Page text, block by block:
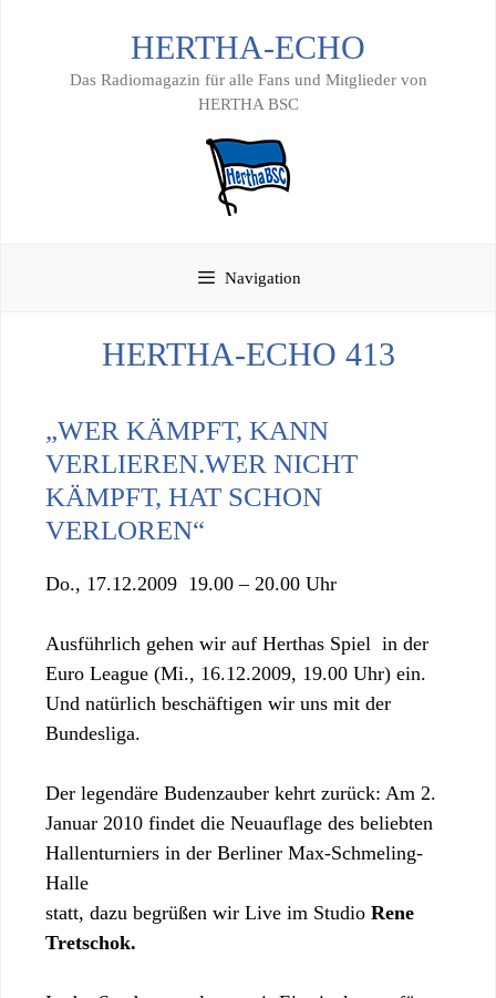
HERTHA-ECHO
Das Radiomagazin für alle Fans und Mitglieder von
HERTHA BSC
Navigation
HERTHA-ECHO 413
„WER KÄMPFT, KANN
VERLIEREN.WER NICHT
KÄMPFT, HAT SCHON
VERLOREN“
Do., 17.12.2009 19.00 – 20.00 Uhr
Ausführlich gehen wir auf Herthas Spiel in der
Euro League (Mi., 16.12.2009, 19.00 Uhr) ein.
Und natürlich beschäftigen wir uns mit der
Bundesliga.
Der legendäre Budenzauber kehrt zurück: Am 2.
Januar 2010 findet die Neuauflage des beliebten
Hallenturniers in der Berliner Max-Schmeling-
Halle
statt, dazu begrüßen wir Live im Studio Rene
Tretschok.